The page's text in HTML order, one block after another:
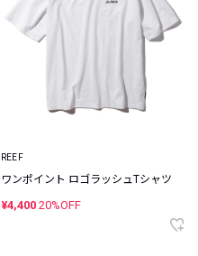
REEF
ワンポイント ロゴラッシュTシャツ
¥4,400 20%OFF